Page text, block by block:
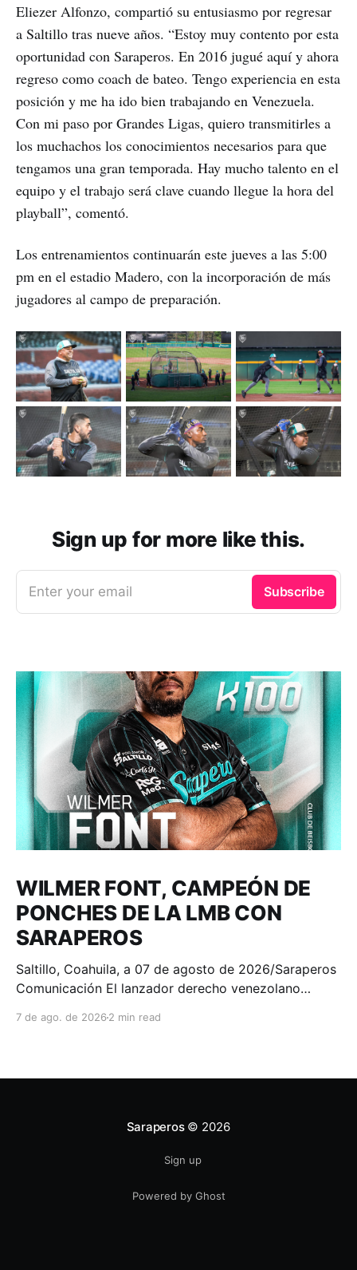
Eliezer Alfonzo, compartió su entusiasmo por regresar
a Saltillo tras nueve años. “Estoy muy contento por esta
oportunidad con Saraperos. En 2016 jugué aquí y ahora
regreso como coach de bateo. Tengo experiencia en esta
posición y me ha ido bien trabajando en Venezuela.
Con mi paso por Grandes Ligas, quiero transmitirles a
los muchachos los conocimientos necesarios para que
tengamos una gran temporada. Hay mucho talento en el
equipo y el trabajo será clave cuando llegue la hora del
playball”, comentó.
Los entrenamientos continuarán este jueves a las 5:00
pm en el estadio Madero, con la incorporación de más
jugadores al campo de preparación.
Sign up for more like this.
Enter your email Subscribe
WILMER FONT, CAMPEÓN DE
PONCHES DE LA LMB CON
SARAPEROS
Saltillo, Coahuila, a 07 de agosto de 2026/Saraperos
Comunicación El lanzador derecho venezolano
ponches de la Liga Mexicana de Beisbol Banorte, al
7 de ago. de 2026 2 min read
Saraperos© 2026
Sign up
Powered by Ghost